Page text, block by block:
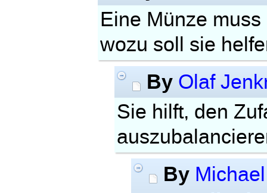
Eine Münze
wozu soll sie
By Olaf
Sie hilft, den
By